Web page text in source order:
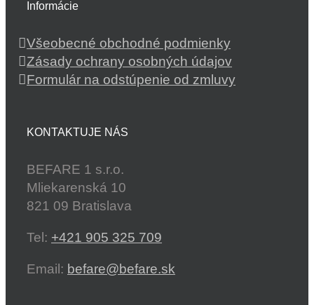
Informácie
Všeobecné obchodné podmienky
Zásady ochrany osobných údajov
Formulár na odstúpenie od zmluvy
KONTAKTUJE NÁS
BEFARE 1 s.r.o.
Mliekarenská 10
821 09 Bratislava
Tel: +421 905 325 709
Email: befare@befare.sk